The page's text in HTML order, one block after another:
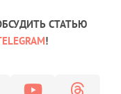
СТАТЬЮ
!